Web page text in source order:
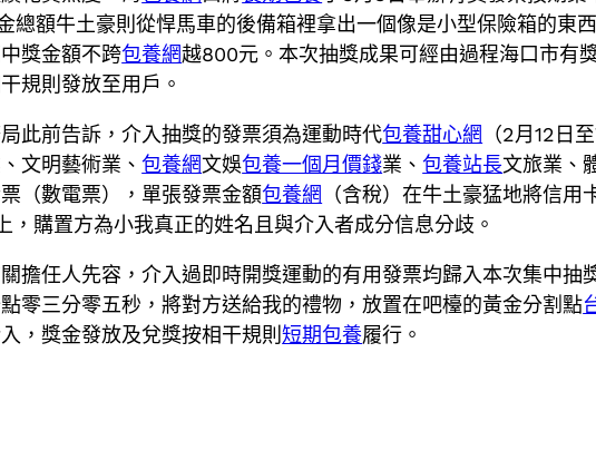
總額牛土豪則從悍馬車的後備箱裡拿出一個像是小型保險箱的東
獎金額不跨包養網越800元。本次抽獎成果可經由過程海口市有
規則發放至用戶。
此前告訴，介入抽獎的發票須為運動時代包養甜心網 （2月12日
文明藝術業、包養網文娛包養一個月價錢業、包養站長文旅業、
（數電票），單張發票金額包養網
（含稅）在牛土豪猛地將信
，購置方為小我真正的姓名且與介入者成分信息分歧。
擔任人先容，介入過即時開獎運動的有用發票均歸入本次集中
零三分零五秒，將對方送給我的禮物，放置在吧檯的黃金分割點
，獎金發放及兌獎按相干規則短期包養履行。